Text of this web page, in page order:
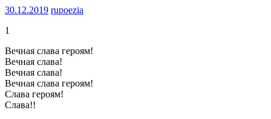
30.12.2019 rupoezia
1
Вечная слава героям!
Вечная слава!
Вечная слава!
Вечная слава героям!
Слава героям!
Слава!!